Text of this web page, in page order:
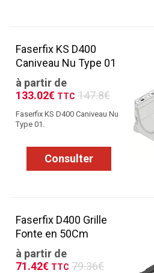
Faserfix KS D400
Caniveau Nu Type 01
à partir de
133.02€ TTC 147.8€
Faserfix KS D400 Caniveau Nu
Type 01.
Consulter
Faserfix D400 Grille
Fonte en 50Cm
à partir de
71.42€ TTC 79.36€